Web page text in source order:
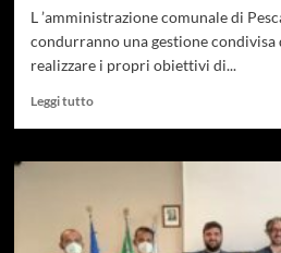
L ’amministrazione comunale di
condurranno una gestione
realizzare i propri obiettivi di...
Leggi tuttoLeggi
su
dell’urban
box